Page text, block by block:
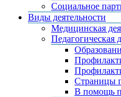
Социальное
Виды деятельности
Медицинская
Педагогическая
Страницы
В помощь